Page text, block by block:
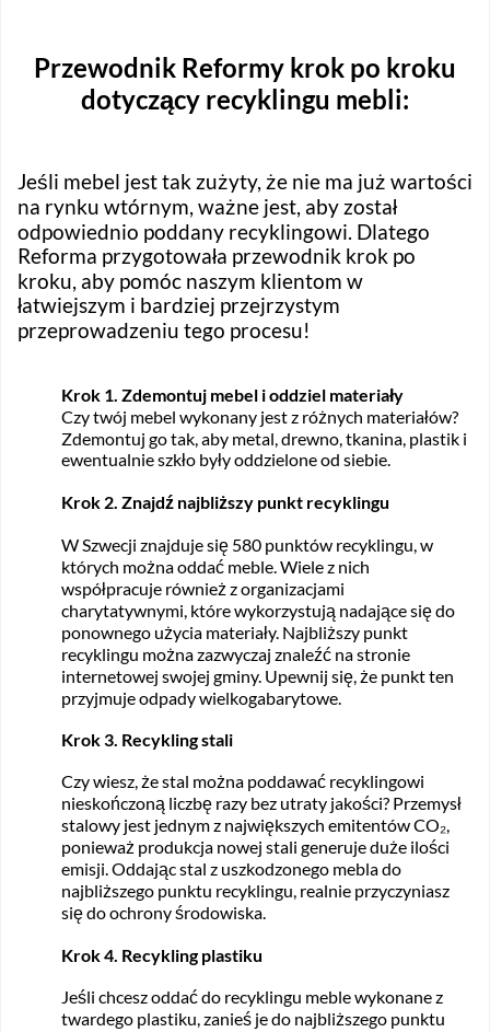
Przewodnik Reformy krok po kroku
dotyczący recyklingu mebli:
Jeśli mebel jest tak zużyty, że nie ma już wartości
na rynku wtórnym, ważne jest, aby został
odpowiednio poddany recyklingowi. Dlatego
Reforma przygotowała przewodnik krok po
kroku, aby pomóc naszym klientom w
łatwiejszym i bardziej przejrzystym
przeprowadzeniu tego procesu!
Krok 1. Zdemontuj mebel i oddziel materiały
Czy twój mebel wykonany jest z różnych materiałów?
Zdemontuj go tak, aby metal, drewno, tkanina, plastik i
ewentualnie szkło były oddzielone od siebie.
Krok 2. Znajdź najbliższy punkt recyklingu
W Szwecji znajduje się 580 punktów recyklingu, w
których można oddać meble. Wiele z nich
współpracuje również z organizacjami
charytatywnymi, które wykorzystują nadające się do
ponownego użycia materiały. Najbliższy punkt
recyklingu można zazwyczaj znaleźć na stronie
internetowej swojej gminy. Upewnij się, że punkt ten
przyjmuje odpady wielkogabarytowe.
Krok 3. Recykling stali
Czy wiesz, że stal można poddawać recyklingowi
nieskończoną liczbę razy bez utraty jakości? Przemysł
stalowy jest jednym z największych emitentów CO₂,
ponieważ produkcja nowej stali generuje duże ilości
emisji. Oddając stal z uszkodzonego mebla do
najbliższego punktu recyklingu, realnie przyczyniasz
się do ochrony środowiska.
Krok 4. Recykling plastiku
Jeśli chcesz oddać do recyklingu meble wykonane z
twardego plastiku, zanieś je do najbliższego punktu